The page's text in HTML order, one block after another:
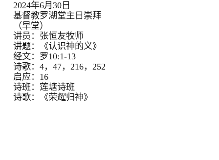
2024年6月30日
基督教罗湖堂主日崇拜
（早堂）
讲员：张恒友牧师
讲题：《认识神的义》
经文：罗10:1-13
诗歌：4，47，216，252
启应：16
诗班：莲塘诗班
诗歌：《荣耀归神》